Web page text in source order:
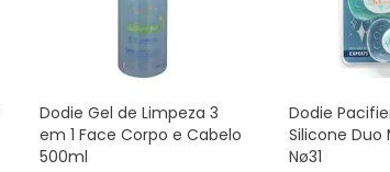
Dodie Gel de Limpeza 3
em 1 Face Corpo e Cabelo
500ml
Dodie
Silicone Duo
Nø31